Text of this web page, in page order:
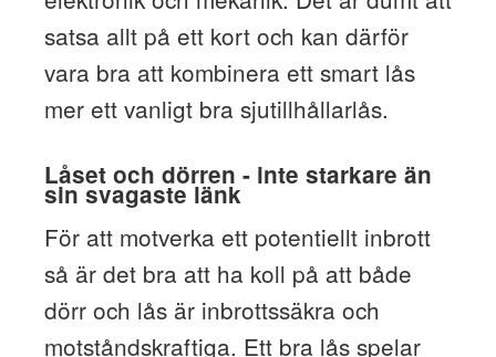
satsa allt på ett kort och kan därför
vara bra att kombinera ett smart lås
mer ett vanligt bra sjutillhållarlås.
Låset och dörren - inte starkare än
sin svagaste länk
För att motverka ett potentiellt inbrott
så är det bra att ha koll på att både
dörr och lås är inbrottssäkra och
motståndskraftiga. Ett bra lås spelar